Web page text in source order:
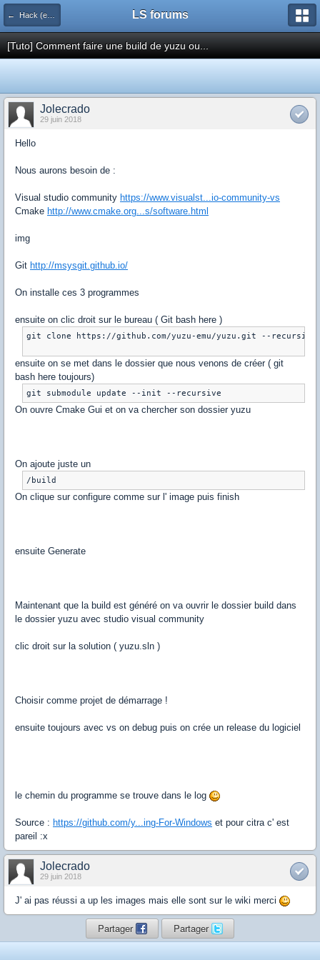
← Hack (exploits, homebrews...) LS forums
[Tuto] Comment faire une build de yuzu ou...
Jolecrado
29 juin 2018
Hello
Nous aurons besoin de :
Visual studio community https://www.visualst...io-community-vs
Cmake http://www.cmake.org...s/software.html
img
Git http://msysgit.github.io/
On installe ces 3 programmes
ensuite on clic droit sur le bureau ( Git bash here )
git clone https://github.com/yuzu-emu/yuzu.git --recursive
ensuite on se met dans le dossier que nous venons de créer ( git
bash here toujours)
On ouvre Cmake Gui et on va chercher son dossier yuzu
On ajoute juste un
On clique sur configure comme sur l' image puis finish
ensuite Generate
Maintenant que la build est généré on va ouvrir le dossier build dans
le dossier yuzu avec studio visual community
clic droit sur la solution ( yuzu.sln )
Choisir comme projet de démarrage !
ensuite toujours avec vs on debug puis on crée un release du logiciel
le chemin du programme se trouve dans le log
Source : https://github.com/y...ing-For-Windows et pour citra c' est
pareil :x
Jolecrado
29 juin 2018
J' ai pas réussi a up les images mais elle sont sur le wiki merci
Partager Partager